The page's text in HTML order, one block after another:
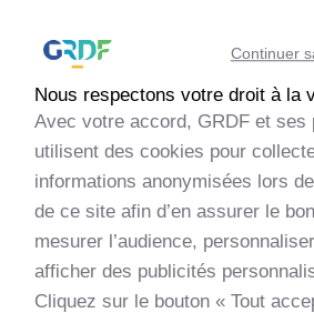
Echanger avec la communauté
Evaluer la faisabilité de mon projet
Monter mon projet
Découvrir les nouveautés
Continuer
Nous respectons votre droit à la
Avec votre accord, GRDF et ses
utilisent des cookies pour
informations anonymisées lors
de ce site afin d’en assurer le
mesurer l’audience,
afficher des publicités
Cliquez sur le bouton « Tout